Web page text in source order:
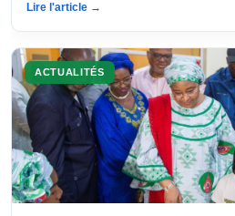
Lire l'article →
ACTUALITÉS